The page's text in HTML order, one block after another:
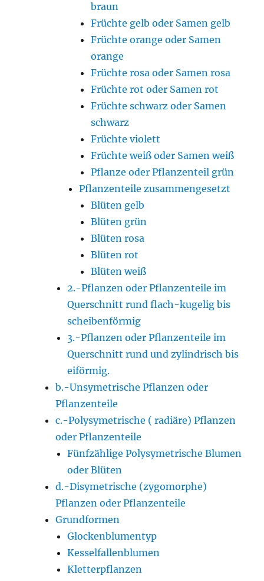
braun
Früchte gelb oder Samen gelb
Früchte orange oder Samen
orange
Früchte rosa oder Samen rosa
Früchte rot oder Samen rot
Früchte schwarz oder Samen
schwarz
Früchte violett
Früchte weiß oder Samen weiß
Pflanze oder Pflanzenteil grün
Pflanzenteile zusammengesetzt
Blüten gelb
Blüten grün
Blüten rosa
Blüten rot
Blüten weiß
2.-Pflanzen oder Pflanzenteile im
Querschnitt rund flach-kugelig bis
scheibenförmig
3.-Pflanzen oder Pflanzenteile im
Querschnitt rund und zylindrisch bis
eiförmig.
b.-Unsymetrische Pflanzen oder
Pflanzenteile
c.-Polysymetrische ( radiäre) Pflanzen
oder Pflanzenteile
Fünfzählige Polysymetrische Blumen
oder Blüten
d.-Disymetrische (zygomorphe)
Pflanzen oder Pflanzenteile
Grundformen
Glockenblumentyp
Kesselfallenblumen
Kletterpflanzen